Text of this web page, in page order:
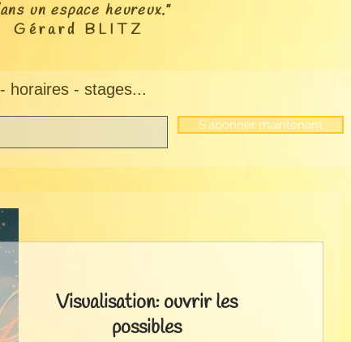
un espace heureux."
Gérard BLITZ
horaires - stages...
S`abonner maintenant
Visualisation: ouvrir les
possibles